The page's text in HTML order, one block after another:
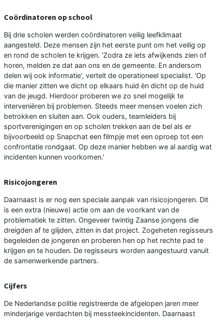
Coördinatoren op school
Bij drie scholen werden coördinatoren veilig leefklimaat
aangesteld. Deze mensen zijn het eerste punt om het veilig op
en rond de scholen te krijgen. 'Zodra ze iets afwijkends zien of
horen, melden ze dat aan ons en de gemeente. En andersom
delen wij ook informatie', vertelt de operationeel specialist. 'Op
die manier zitten we dicht op elkaars huid èn dicht op de huid
van de jeugd. Hierdoor proberen we zo snel mogelijk te
interveniëren bij problemen. Steeds meer mensen voelen zich
betrokken en sluiten aan. Ook ouders, teamleiders bij
sportverenigingen en op scholen trekken aan de bel als er
bijvoorbeeld op Snapchat een filmpje met een oproep tot een
confrontatie rondgaat. Op deze manier hebben we al aardig wat
incidenten kunnen voorkomen.'
Risicojongeren
Daarnaast is er nog een speciale aanpak van risicojongeren. Dit
is een extra (nieuwe) actie om aan de voorkant van de
problematiek te zitten. Ongeveer twintig Zaanse jongens die
dreigden af te glijden, zitten in dat project. Zogeheten regisseurs
begeleiden de jongeren en proberen hen op het rechte pad te
krijgen en te houden. De regisseurs worden aangestuurd vanuit
de samenwerkende partners.
Cijfers
De Nederlandse politie registreerde de afgelopen jaren meer
minderjarige verdachten bij messteekincidenten. Daarnaast